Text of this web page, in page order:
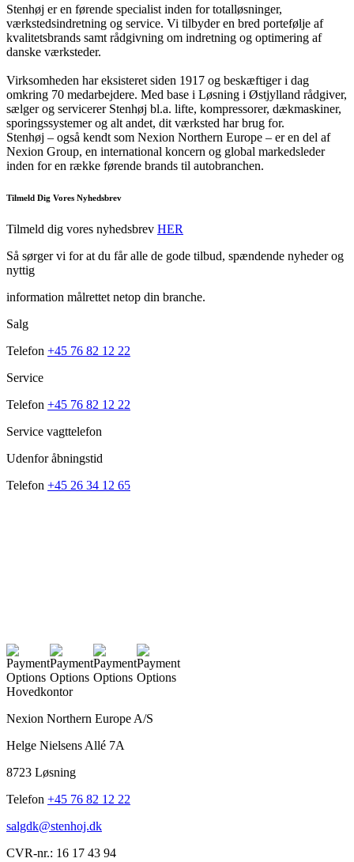
Stenhøj er en førende specialist inden for totalløsninger,
værkstedsindretning og service. Vi tilbyder en bred portefølje af
kvalitetsbrands samt rådgivning om indretning og optimering af
danske værksteder.
Virksomheden har eksisteret siden 1917 og beskæftiger i dag
omkring 70 medarbejdere. Med base i Løsning i Østjylland rådgiver,
sælger og servicerer Stenhøj bl.a. lifte, kompressorer, dækmaskiner,
sporingssystemer og alt andet, dit værksted har brug for.
Stenhøj – også kendt som Nexion Northern Europe – er en del af
Nexion Group, en international koncern og global markedsleder
inden for en række førende brands til autobranchen.
Tilmeld Dig Vores Nyhedsbrev
Tilmeld dig vores nyhedsbrev HER
Så sørger vi for at du får alle de gode tilbud, spændende nyheder og
nyttig
information målrettet netop din branche.
Salg
Telefon +45 76 82 12 22
Service
Telefon +45 76 82 12 22
Service vagttelefon
Udenfor åbningstid
Telefon +45 26 34 12 65
Hovedkontor
Nexion Northern Europe A/S
Helge Nielsens Allé 7A
8723 Løsning
Telefon +45 76 82 12 22
salgdk@stenhoj.dk
CVR-nr.: 16 17 43 94